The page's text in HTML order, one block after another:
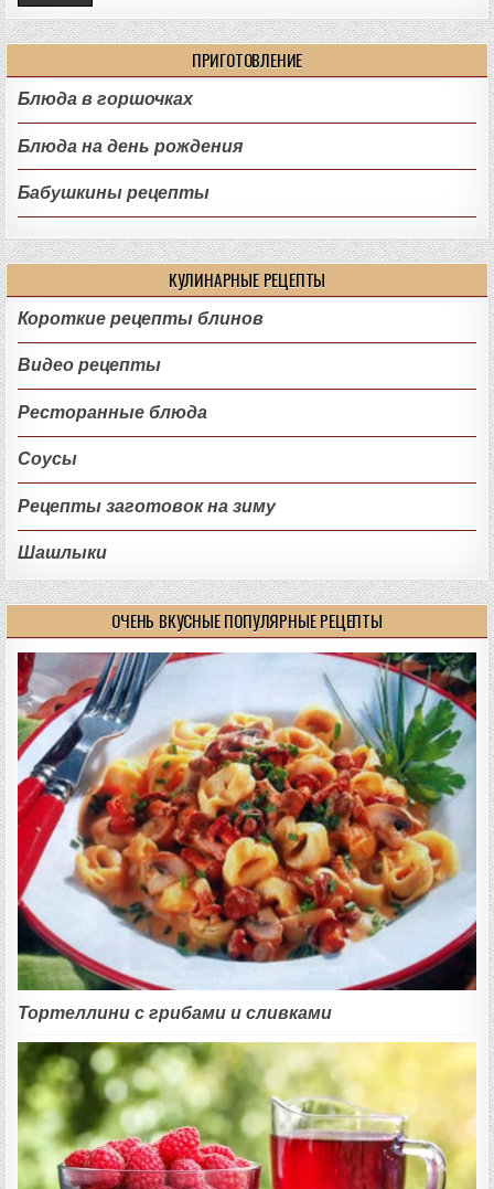
ПРИГОТОВЛЕНИЕ
Блюда в горшочках
Блюда на день рождения
Бабушкины рецепты
КУЛИНАРНЫЕ РЕЦЕПТЫ
Короткие рецепты блинов
Видео рецепты
Ресторанные блюда
Соусы
Рецепты заготовок на зиму
Шашлыки
ОЧЕНЬ ВКУСНЫЕ ПОПУЛЯРНЫЕ РЕЦЕПТЫ
Тортеллини с грибами и сливками